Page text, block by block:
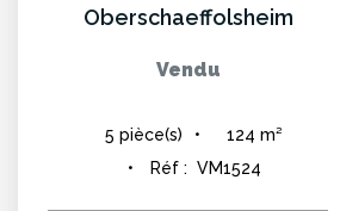
Oberschaeffolsheim
Vendu
5 pièce(s) 124 m²
Réf : VM1524